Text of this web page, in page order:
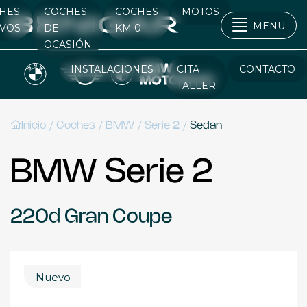
COCHES
DE
OCASIÓN
COCHES
KM 0
MOTOS
MENU
INSTALACIONES
CITA
TALLER
CONTACTO
Inicio / Coches / BMW / Serie 2 / Sedan
BMW Serie 2
220d Gran Coupe
Nuevo